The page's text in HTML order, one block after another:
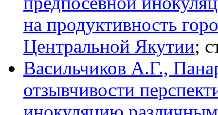
на продуктивность
Центральной Якутии;
Васильчиков А.Г.,
отзывчивости